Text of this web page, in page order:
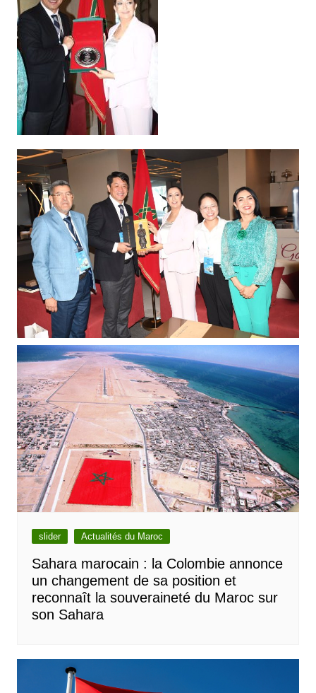
slider Actualités du Maroc
Sahara marocain : la Colombie annonce
un changement de sa position et
reconnaît la souveraineté du Maroc sur
son Sahara